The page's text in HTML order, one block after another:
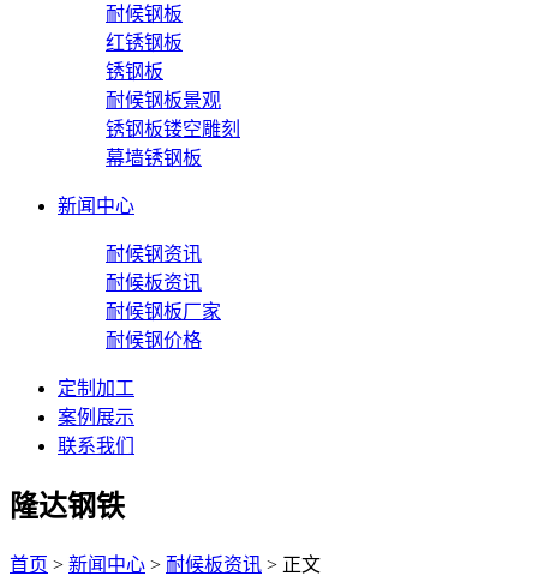
耐候钢板
红锈钢板
锈钢板
耐候钢板景观
锈钢板镂空雕刻
幕墙锈钢板
新闻中心
耐候钢资讯
耐候板资讯
耐候钢板厂家
耐候钢价格
定制加工
案例展示
联系我们
隆达钢铁
首页 > 新闻中心 > 耐候板资讯 > 正文